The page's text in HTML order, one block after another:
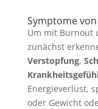
Symptome
Um mit Burnout
zunächst
Verstopfung,
Energieverlust,
oder Gewicht